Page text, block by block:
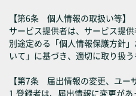
【第6条 個人情報の取扱い等】
サービス提供者は、サービス提
別途定める「個人情報保護方針
いて」に基づき、適切に取り扱う
【第7条 届出情報の変更、ユー
1.登録者は、届出情報に変更が